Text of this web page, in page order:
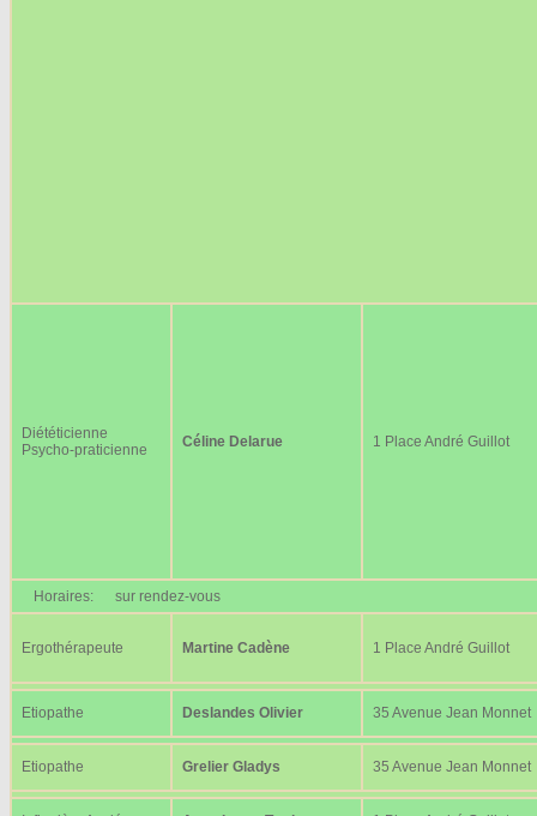
Diététicienne
Psycho-praticienne
Céline Delarue 1 Place André Guillot
Horaires: sur rendez-vous
Ergothérapeute Martine Cadène 1 Place André Guillot
Etiopathe Deslandes Olivier 35 Avenue Jean Monnet
Etiopathe Grelier Gladys 35 Avenue Jean Monnet